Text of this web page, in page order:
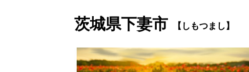
茨城県下妻市 【しもつまし】